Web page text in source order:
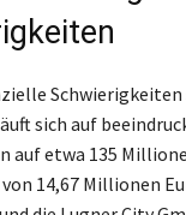
Schwierigkeiten
sich auf
auf etwa 135
14,67 Millionen